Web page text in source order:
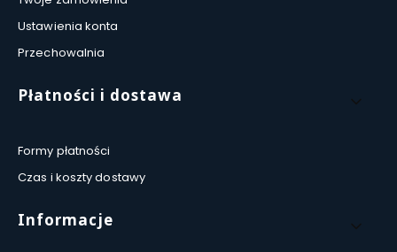
Ustawienia konta
Przechowalnia
Płatności i dostawa
Formy płatności
Czas i koszty dostawy
Informacje